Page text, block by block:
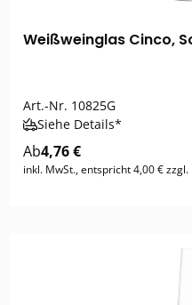
Weißweinglas Cinco,
Art.-Nr. 10825G
Siehe Details*
Ab4,76 €
inkl. MwSt., entspricht 4,00 €